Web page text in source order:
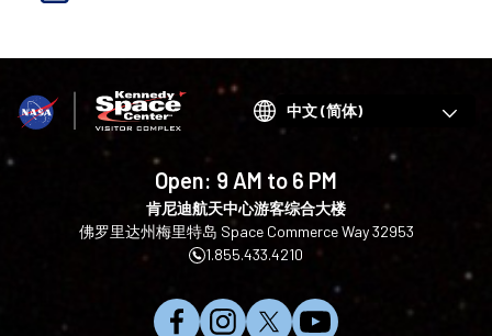
Choose
language
Open: 9 AM to 6 PM
肯尼迪航天中心游客综合大楼
佛罗里达州梅里特岛 Space Commerce Way 32953
1.855.433.4210